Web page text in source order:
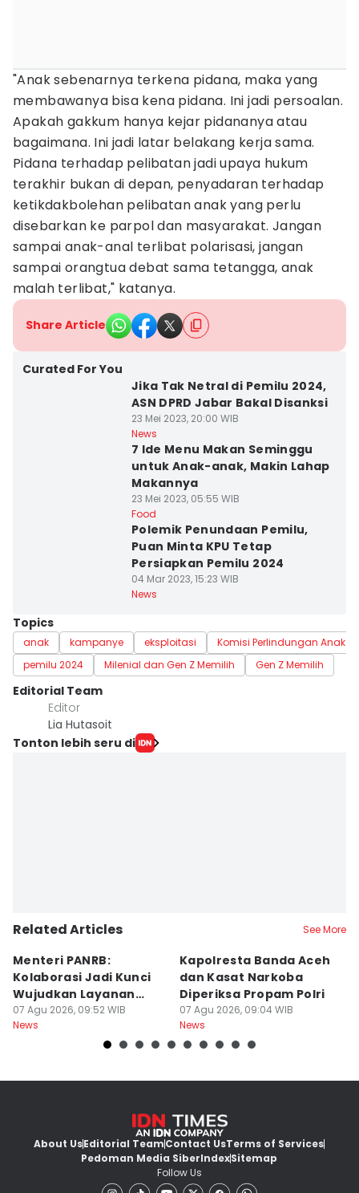
"Anak sebenarnya terkena pidana, maka yang
membawanya bisa kena pidana. Ini jadi persoalan.
Apakah gakkum hanya kejar pidananya atau
bagaimana. Ini jadi latar belakang kerja sama.
Pidana terhadap pelibatan jadi upaya hukum
terakhir bukan di depan, penyadaran terhadap
ketikdakbolehan pelibatan anak yang perlu
disebarkan ke parpol dan masyarakat. Jangan
sampai anak-anal terlibat polarisasi, jangan
sampai orangtua debat sama tetangga, anak
malah terlibat," katanya.
Share Article
Curated For You
Jika Tak Netral di Pemilu 2024,
ASN DPRD Jabar Bakal Disanksi
23 Mei 2023, 20:00 WIB
News
7 Ide Menu Makan Seminggu
untuk Anak-anak, Makin Lahap
Makannya
23 Mei 2023, 05:55 WIB
Food
Polemik Penundaan Pemilu,
Puan Minta KPU Tetap
Persiapkan Pemilu 2024
04 Mar 2023, 15:23 WIB
News
Topics
anak kampanye eksploitasi
Komisi Perlindungan Anak
pemilu 2024
Milenial dan Gen Z Memilih Gen Z Memilih
Editorial Team
Editor
Lia Hutasoit
Tonton lebih seru di
Related Articles See More
Menteri PANRB:
Kolaborasi Jadi Kunci
Wujudkan Layanan
Publik Terintegrasi
07 Agu 2026, 09:52 WIB
News
Kapolresta Banda Aceh
dan Kasat Narkoba
Diperiksa Propam Polri
07 Agu 2026, 09:04 WIB
News
About UsEditorial TeamContact UsTerms of Services
Pedoman Media SiberIndexSitemap
Follow Us